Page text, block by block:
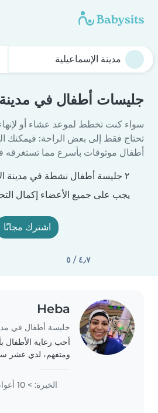
جليسات أطفال في مدينة
سواء كنت تخطط لموعد عشاء أو
تحتاج فقط إلى بعض الراحة: فيمكنك
أطفال موثوقات بأسرع مما تستغرقه
٢ جليسة أطفال نشطة في مدينة الإسماعيلية
يجب على جميع الأعضاء إكمال
اشترك مجانًا
٤٫٧ / ٥
Heba
جليسة أطفال في
أحب رعاية
ومتفهم، لدي عشر
المراهقين. خريجة
محاسبة، أحب
الخبرة: > 10 أعوام